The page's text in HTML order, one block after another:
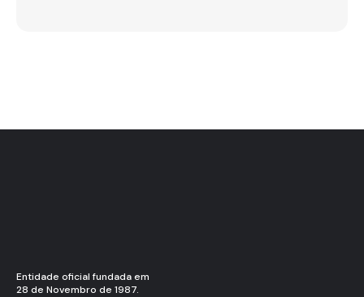
Entidade oficial fundada em
28 de Novembro de 1987.